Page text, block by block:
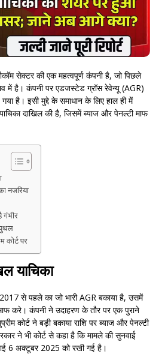
सेक्टर की एक महत्वपूर्ण कंपनी है, जो पिछले
में है। कंपनी पर एडजस्टेड ग्रॉस रेवेन्यू (AGR)
है। इसी मुद्दे के समाधान के लिए हाल ही में
दाखिल की है, जिसमें ब्याज और पेनल्टी माफ
नजरिया
गंभीर
कोर्ट पर
याचिका
से पहले का जो भारी AGR बकाया है, उसमें
करे। कंपनी ने उदाहरण के तौर पर एक पुराने
कोर्ट ने बड़ी बकाया राशि पर ब्याज और पेनल्टी
ने भी कोर्ट से कहा है कि मामले की सुनवाई
6 अक्टूबर 2025 को रखी गई है।